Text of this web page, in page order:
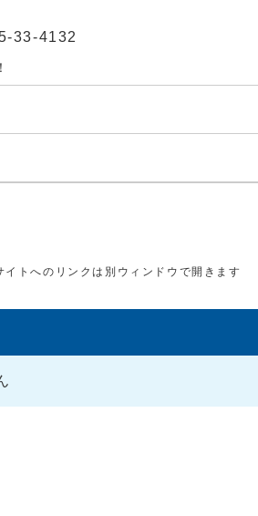
33-4132
イトへのリンクは別ウィンドウで開きます